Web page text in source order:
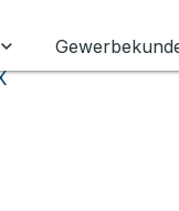
Untermenü für